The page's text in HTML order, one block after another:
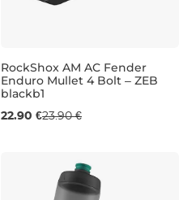
RockShox AM AC Fender
Enduro Mullet 4 Bolt – ZEB
blackb1
22.90 €23.90 €